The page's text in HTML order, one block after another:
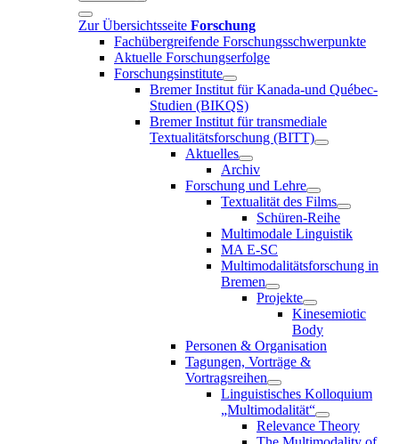
Zur Übersichtsseite Forschung
Fachübergreifende Forschungsschwerpunkte
Aktuelle Forschungserfolge
Forschungsinstitute
Bremer Institut für Kanada-und Québec-
Studien (BIKQS)
Bremer Institut für transmediale
Textualitätsforschung (BITT)
Aktuelles
Archiv
Forschung und Lehre
Textualität des Films
Schüren-Reihe
Multimodale Linguistik
MA E-SC
Multimodalitätsforschung in
Bremen
Projekte
Kinesemiotic
Body
Personen & Organisation
Tagungen, Vorträge &
Vortragsreihen
Linguistisches Kolloquium
„Multimodalität“
Relevance Theory